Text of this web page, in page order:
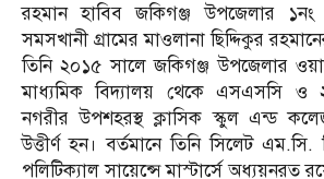
রহমান হাবিব জকিগঞ্জ উপজেলার ১নং
সমসখানী গ্রামের মাওলানা ছিদ্দিকুর
তিনি ২০১৫ সালে জকিগঞ্জ উপজেলার
মাধ্যমিক বিদ্যালয় থেকে এসএসসি ও
নগরীর উপশহরস্থ ক্লাসিক স্কুল এন্ড
উত্তীর্ণ হন। বর্তমানে তিনি সিলেট এম.সি.
পলিটিক্যাল সায়েন্সে মাস্টার্সে অধ্যয়নরত